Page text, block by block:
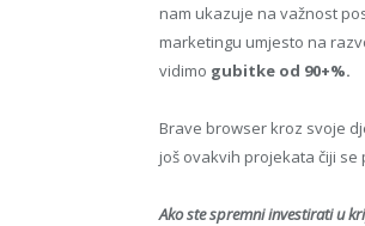
nam ukazuje na važnost
marketingu umjesto na
vidimo gubitke od 90+%.
Brave browser kroz svoje
još ovakvih projekata čiji
Ako ste spremni investirati u